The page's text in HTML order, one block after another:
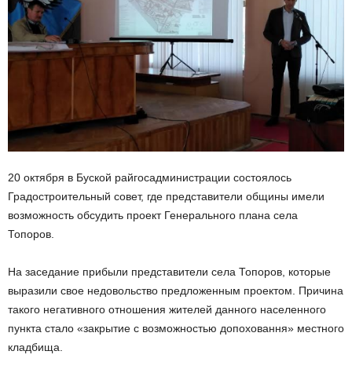
20 октября в Буской райгосадминистрации состоялось
Градостроительный совет, где представители общины имели
возможность обсудить проект Генерального плана села
Топоров.
На заседание прибыли представители села Топоров, которые
выразили свое недовольство предложенным проектом. Причина
такого негативного отношения жителей данного населенного
пункта стало «закрытие с возможностью допоховання» местного
кладбища.